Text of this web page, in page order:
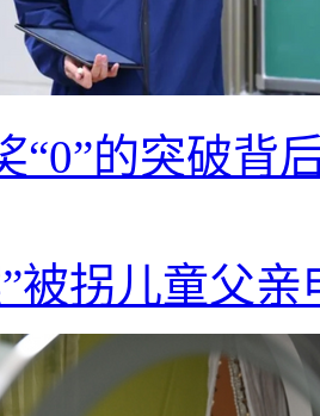
“0”的突破背
被拐儿童父